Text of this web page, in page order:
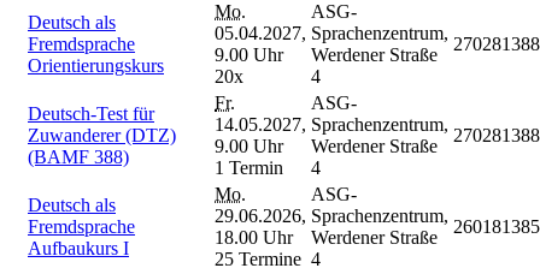
Deutsch als
Fremdsprache
Orientierungskurs
Mo.
05.04.2027,
9.00 Uhr
20x
ASG-
Sprachenzentrum,
Werdener Straße
4
Deutsch-Test für
Zuwanderer (DTZ)
(BAMF 388)
Fr.
14.05.2027,
9.00 Uhr
1 Termin
ASG-
Sprachenzentrum,
Werdener Straße
4
Deutsch als
Fremdsprache
Aufbaukurs I
Mo.
29.06.2026,
18.00 Uhr
25 Termine
ASG-
Sprachenzentrum,
Werdener Straße
4